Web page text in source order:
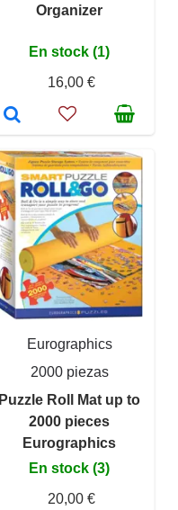
Organizer
En stock (1)
16,00 €
Eurographics
2000 piezas
Puzzle Roll Mat up to
2000 pieces
Eurographics
En stock (3)
20,00 €